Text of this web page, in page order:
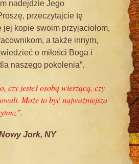
nadejdzie Jego
przeczytajcie tę
kopie swoim przyjaciołom,
a także innym,
o miłości Boga i
naszego pokolenia”.
czy jesteś osobą wierzącą, czy
Może to być najważniejsza
Jork, NY